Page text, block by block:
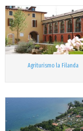
Agriturismo la Filanda